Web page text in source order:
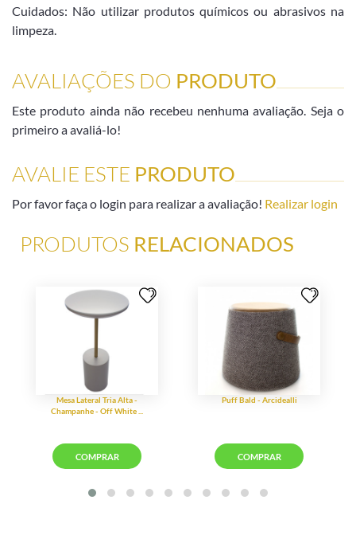
Cuidados: Não utilizar produtos químicos ou abrasivos na
limpeza.
AVALIAÇÕES DO PRODUTO
Este produto ainda não recebeu nenhuma avaliação. Seja o
primeiro a avaliá-lo!
AVALIE ESTE PRODUTO
Por favor faça o login para realizar a avaliação! Realizar login
PRODUTOS RELACIONADOS